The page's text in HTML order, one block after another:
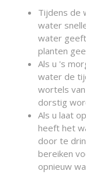
Tijdens de
water
water
planten
Als u 's
water de
wortels
dorstig
Als u laat
heeft het
door te
bereiken
opnieuw